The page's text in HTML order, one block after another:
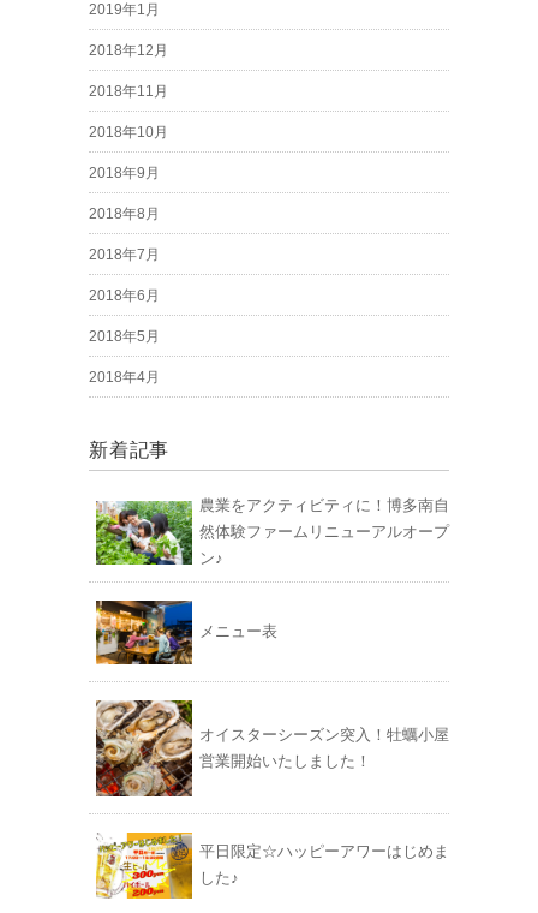
2019年1月
2018年12月
2018年11月
2018年10月
2018年9月
2018年8月
2018年7月
2018年6月
2018年5月
2018年4月
新着記事
農業をアクティビティに！博多南自
然体験ファームリニューアルオープ
ン♪
メニュー表
オイスターシーズン突入！牡蠣小屋
営業開始いたしました！
平日限定☆ハッピーアワーはじめま
した♪